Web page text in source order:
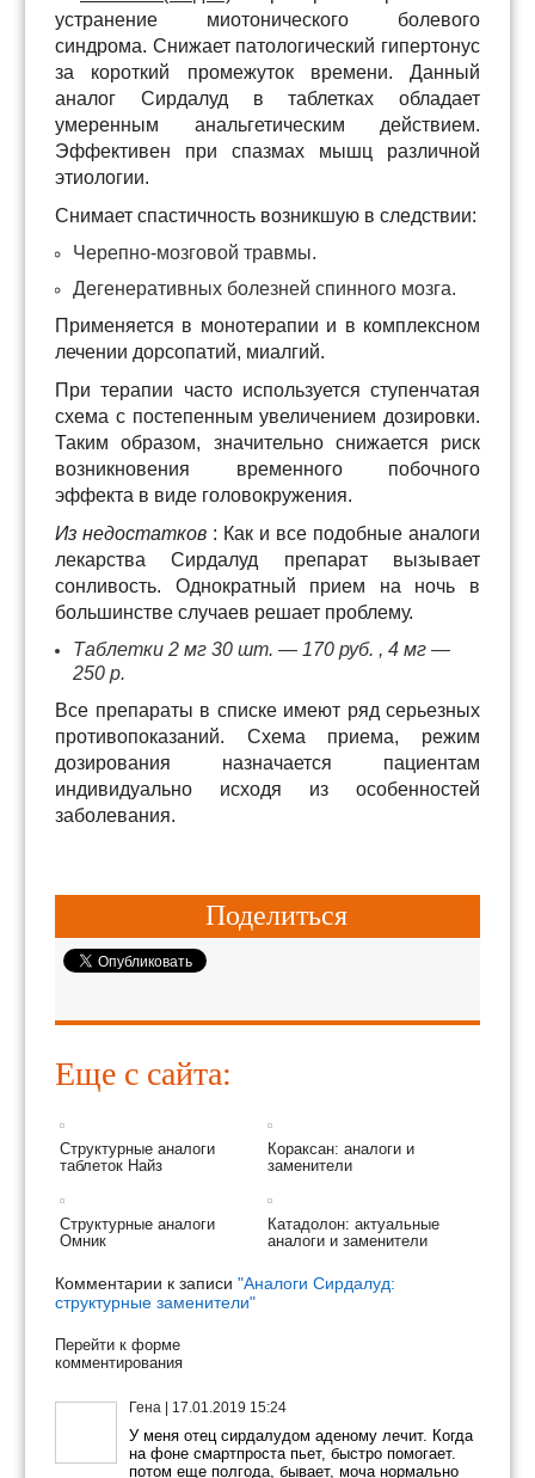
устранение миотонического болевого
синдрома. Снижает патологический гипертонус
за короткий промежуток времени. Данный
аналог Сирдалуд в таблетках обладает
умеренным анальгетическим действием.
Эффективен при спазмах мышц различной
этиологии.
Снимает спастичность возникшую в следствии:
Черепно-мозговой травмы.
Дегенеративных болезней спинного мозга.
Применяется в монотерапии и в комплексном
лечении дорсопатий, миалгий.
При терапии часто используется ступенчатая
схема с постепенным увеличением дозировки.
Таким образом, значительно снижается риск
возникновения временного побочного
эффекта в виде головокружения.
Из недостатков : Как и все подобные аналоги
лекарства Сирдалуд препарат вызывает
сонливость. Однократный прием на ночь в
большинстве случаев решает проблему.
Таблетки 2 мг 30 шт. — 170 руб. , 4 мг —
250 р.
Все препараты в списке имеют ряд серьезных
противопоказаний. Схема приема, режим
дозирования назначается пациентам
индивидуально исходя из особенностей
заболевания.
Поделиться
Еще с сайта:
Структурные аналоги
таблеток Найз
Кораксан: аналоги и
заменители
Структурные аналоги
Омник
Катадолон: актуальные
аналоги и заменители
Комментарии к записи "Аналоги Сирдалуд:
структурные заменители"
Перейти к форме
комментирования
Гена 17.01.2019 15:24
У меня отец сирдалудом аденому лечит. Когда
на фоне смартпроста пьет, быстро помогает.
потом еще полгода, бывает, моча нормально